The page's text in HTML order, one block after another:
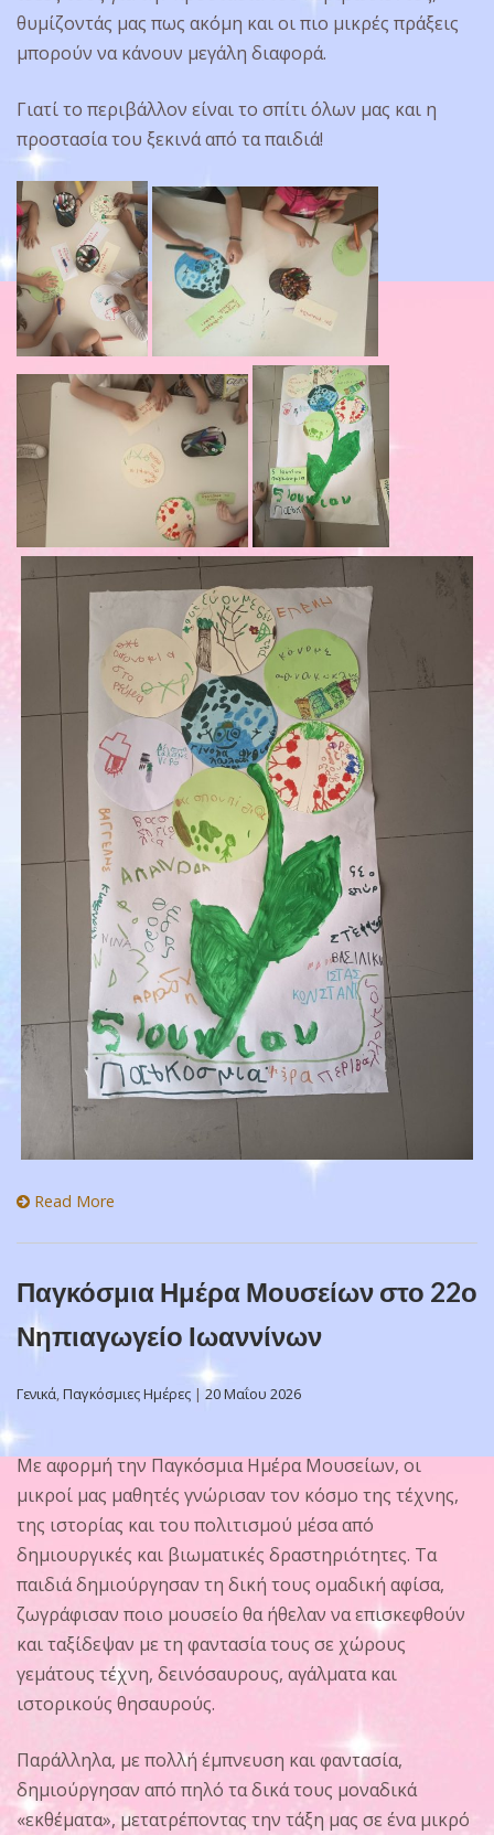
θυμίζοντάς μας πως ακόμη και οι πιο μικρές πράξεις
μπορούν να κάνουν μεγάλη διαφορά.
Γιατί το περιβάλλον είναι το σπίτι όλων μας και η
προστασία του ξεκινά από τα παιδιά!
Read More
Παγκόσμια Ημέρα Μουσείων στο 22ο
Νηπιαγωγείο Ιωαννίνων
Γενικά,Παγκόσμιες Ημέρες | 20 Μαΐου 2026
Με αφορμή την Παγκόσμια Ημέρα Μουσείων, οι
μικροί μας μαθητές γνώρισαν τον κόσμο της τέχνης,
της ιστορίας και του πολιτισμού μέσα από
δημιουργικές και βιωματικές δραστηριότητες. Τα
παιδιά δημιούργησαν τη δική τους ομαδική αφίσα,
ζωγράφισαν ποιο μουσείο θα ήθελαν να επισκεφθούν
και ταξίδεψαν με τη φαντασία τους σε χώρους
γεμάτους τέχνη, δεινόσαυρους, αγάλματα και
ιστορικούς θησαυρούς.
Παράλληλα, με πολλή έμπνευση και φαντασία,
δημιούργησαν από πηλό τα δικά τους μοναδικά
«εκθέματα», μετατρέποντας την τάξη μας σε ένα μικρό